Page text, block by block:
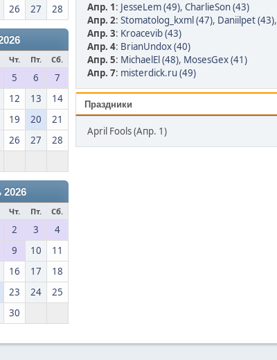
26 27 28
Чт. Пт. Сб.
5 6
7
12 13
14
19 20
21
26 27
28
Чт. Пт. Сб.
2 3
4
9 10
11
16 17
18
23 24
25
30
Апр. 1: JesseLem (49), CharlieSon (43)
Апр. 2: Stomatolog_kxml (47), Daniilpet (43),
Апр. 3: Kroacevib (43)
Апр. 4: BrianUndox (40)
Апр. 5: MichaelEl (48), MosesGex (41)
Апр. 7: misterdick.ru (49)
Праздники
April Fools (Апр. 1)